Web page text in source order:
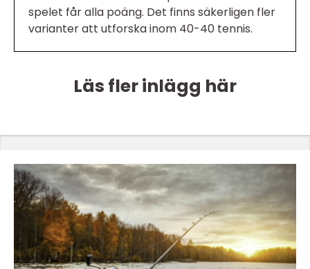
spelet får alla poäng. Det finns säkerligen fler
varianter att utforska inom 40-40 tennis.
Läs fler inlägg här